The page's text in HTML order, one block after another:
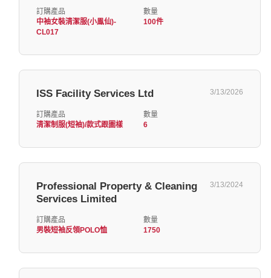
訂購產品
中袖女裝清潔服(小鳯仙)-
CL017
數量
100件
ISS Facility Services Ltd 3/13/2026
訂購產品
清潔制服(短袖)/款式跟圖樣
數量
6
Professional Property & Cleaning
Services Limited
3/13/2024
訂購產品
男裝短袖反領POLO恤
數量
1750